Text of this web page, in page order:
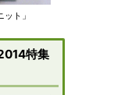
ト」
特集